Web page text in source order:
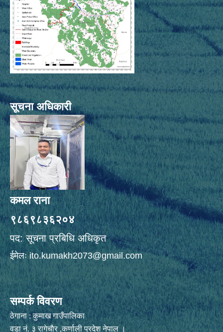
सूचना अधिकारी
कमल राना
९८६९८३६२०४
पद: सूचना प्रबिधि अधिकृत
ईमेलःito.kumakh2073@gmail.com
सम्पर्क विवरण
ठेगाना : कुमाख गाउँपालिका
वडा नं. ३ रागेचाैर ,कर्णाली प्रदेश नेपाल ।